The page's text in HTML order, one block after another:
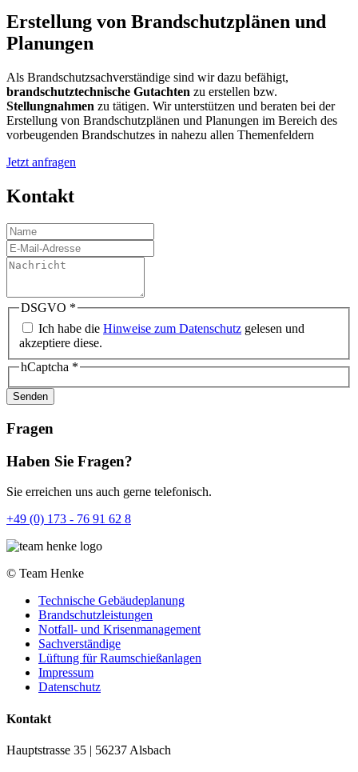
Erstellung von Brandschutzplänen und
Planungen
Als Brandschutzsachverständige sind wir dazu befähigt,
brandschutztechnische Gutachten zu erstellen bzw.
Stellungnahmen zu tätigen. Wir unterstützen und beraten bei der
Erstellung von Brandschutzplänen und Planungen im Bereich des
vorbeugenden Brandschutzes in nahezu allen Themenfeldern
Jetzt anfragen
Kontakt
DSGVO *
Ich habe die Hinweise zum Datenschutz gelesen und
akzeptiere diese.
hCaptcha *
Senden
Fragen
Haben Sie Fragen?
Sie erreichen uns auch gerne telefonisch.
+49 (0) 173 - 76 91 62 8
© Team Henke
Technische Gebäudeplanung
Brandschutzleistungen
Notfall- und Krisenmanagement
Sachverständige
Lüftung für Raumschießanlagen
Impressum
Datenschutz
Kontakt
Hauptstrasse 35 | 56237 Alsbach